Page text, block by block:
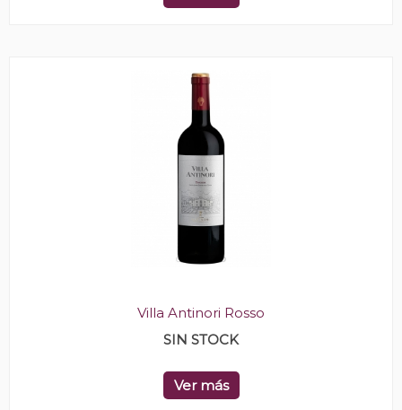
Villa Antinori Rosso
SIN STOCK
Ver más